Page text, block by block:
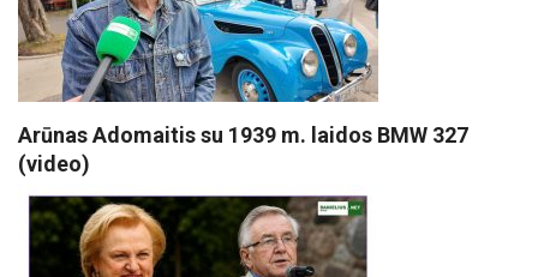
Arūnas Adomaitis su 1939 m. laidos BMW 327
(video)